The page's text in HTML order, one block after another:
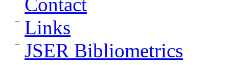
Contact
Links
JSER Bibliometrics